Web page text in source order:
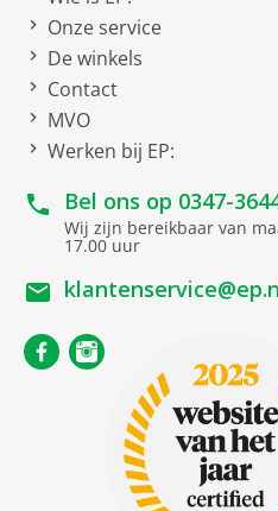
geheugen
Apple-grafisch
Netto afmetingen
netto breedte
netto hoogte
netto gewicht
Onze service
De winkels
Contact
MVO
Werken bij EP:
Bel ons op 0347-
Wij zijn bereikbaar van
17.00 uur